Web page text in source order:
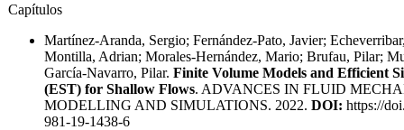
Capítulos
Martínez-Aranda, Sergio; Fernández-Pato, Javier;
Montilla, Adrian; Morales-Hernández, Mario; Brufau, Pilar;
García-Navarro, Pilar. Finite Volume Models and Efficient
(EST) for Shallow Flows. ADVANCES IN FLUID
MODELLING AND SIMULATIONS. 2022. DOI: https://
981-19-1438-6